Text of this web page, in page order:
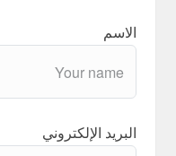
الاسم
البريد الإلكتروني